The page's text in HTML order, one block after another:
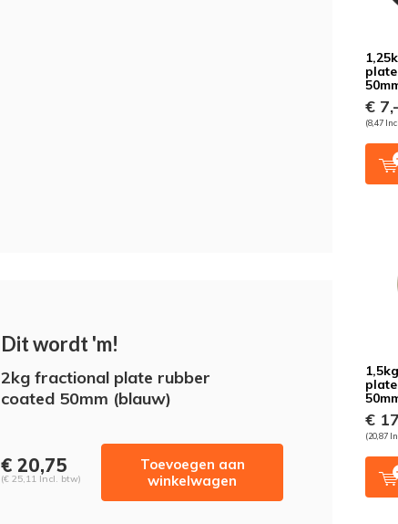
Dit wordt 'm!
2kg fractional plate rubber
coated 50mm (blauw)
€ 20,75
(€ 25,11 Incl. btw)
Toevoegen aan
winkelwagen
€ 7,-
(8,47
€
(20,87